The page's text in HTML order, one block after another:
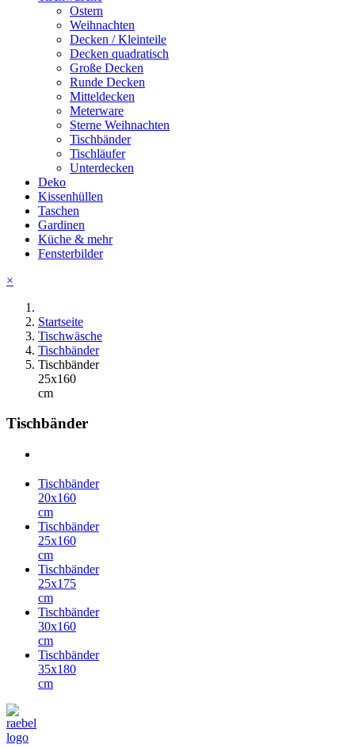
Ostern
Weihnachten
Decken / Kleinteile
Decken quadratisch
Große Decken
Runde Decken
Mitteldecken
Meterware
Sterne Weihnachten
Tischbänder
Tischläufer
Unterdecken
Deko
Kissenhüllen
Taschen
Gardinen
Küche & mehr
Fensterbilder
×
Startseite
Tischwäsche
Tischbänder
Tischbänder
25x160
cm
Tischbänder
Tischbänder
20x160
cm
Tischbänder
25x160
cm
Tischbänder
25x175
cm
Tischbänder
30x160
cm
Tischbänder
35x180
cm